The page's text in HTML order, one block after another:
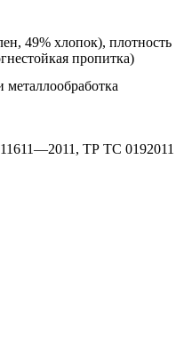
49% хлопок), плотность
пропитка)
металлообработка
ТР ТС 0192011